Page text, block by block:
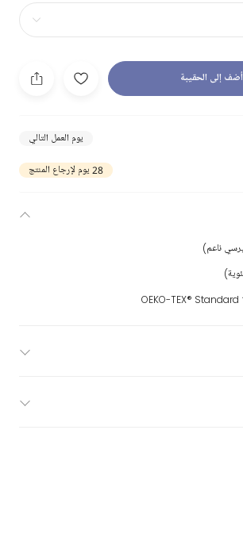
أضف إلى الحقيبة
يوم العمل التالي
28 يوم لإرجاع المنتج